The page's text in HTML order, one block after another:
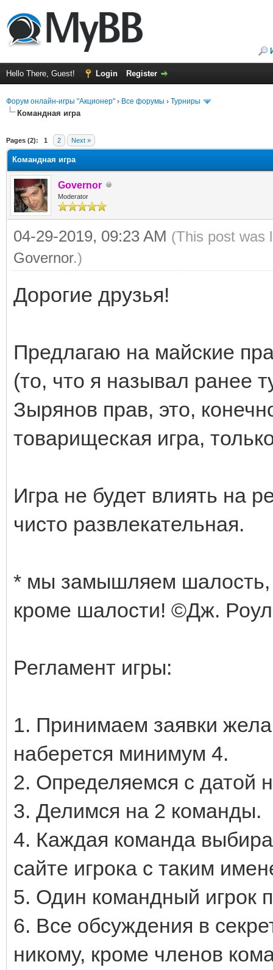
Hello There, Guest! Login Register
Форум онлайн-игры "Акционер" › Все форумы › Турниры
Командная игра
Pages (2): 1 2 Next »
Командная игра
Governor
Moderator
04-29-2019, 09:23 AM (This post was
Governor.)
Дорогие друзья!
Предлагаю на майские
(то, что я называл ранее
Зырянов прав, это,
товарищеская игра,
Игра не будет влиять на
чисто развлекательная.
* мы замышляем шалость,
кроме шалости! ©️Дж.
Регламент игры:
1. Принимаем заявки
наберется минимум 4.
2. Определяемся с датой
3. Делимся на 2 команды.
4. Каждая команда
сайте игрока с таким
5. Один командный игрок
6. Все обсуждения в
никому, кроме членов